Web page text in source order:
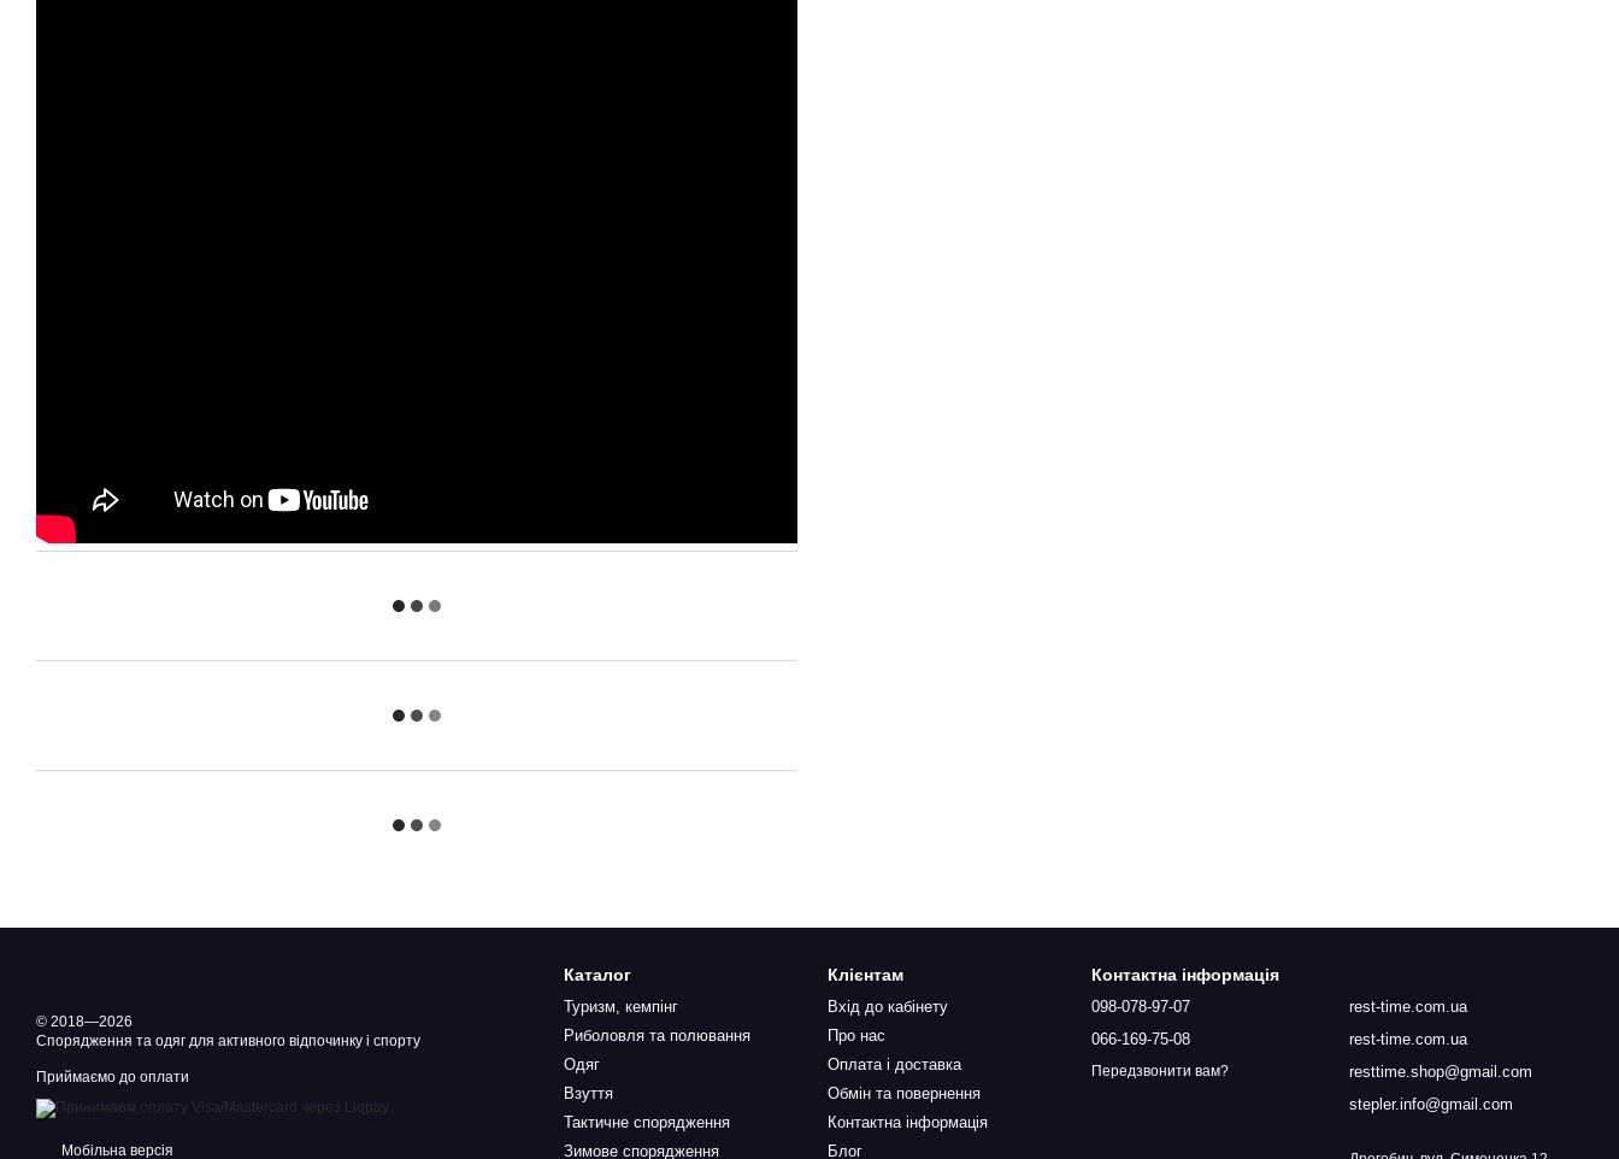
© 2018—2026
Спорядження та одяг для активного відпочинку і спорту
Приймаємо до оплати
Мобільна версія
Каталог
Туризм, кемпінг
Риболовля та полювання
Одяг
Взуття
Тактичне спорядження
Зимове спорядження
Клієнтам
Вхід до кабінету
Про нас
Оплата і доставка
Обмін та повернення
Контактна інформація
Блог
Контактна інформація
098-078-97-07
066-169-75-08
Передзвонити вам?
rest-time.com.ua
rest-time.com.ua
resttime.shop@gmail.com
stepler.info@gmail.com